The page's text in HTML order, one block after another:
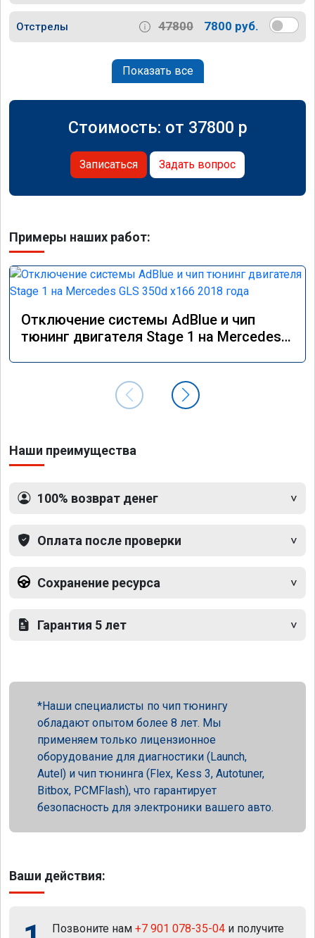
Отстрелы 47800 7800 руб.
Показать все
Стоимость: от 37800 p
Записаться Задать вопрос
Примеры наших работ:
Отключение системы AdBlue и чип
тюнинг двигателя Stage 1 на Mercedes
Наши преимущества
100% возврат денег
Оплата после проверки
Сохранение ресурса
Гарантия 5 лет
Наши специалисты по чип тюнингу
обладают опытом более 8 лет. Мы
применяем только лицензионное
оборудование для диагностики (Launch,
Autel) и чип тюнинга (Flex, Kess 3, Autotuner,
Bitbox, PCMFlash), что гарантирует
безопасность для электроники вашего авто.
Ваши действия:
Позвоните нам +7 901 078-35-04 и получите